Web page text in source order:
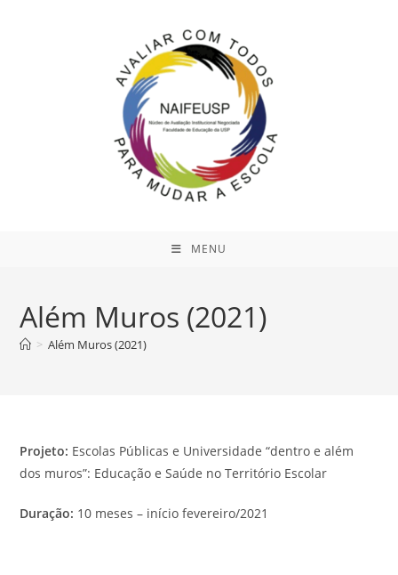
MENU
Além Muros (2021)
> Além Muros (2021)
Projeto: Escolas Públicas e Universidade “dentro e além
dos muros”: Educação e Saúde no Território Escolar
Duração: 10 meses – início fevereiro/2021